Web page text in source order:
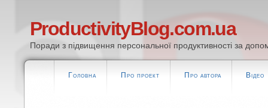
ProductivityBlog.com.ua
Поради з підвищення персональної продуктивності за
Головна Про проект Про автора Відео